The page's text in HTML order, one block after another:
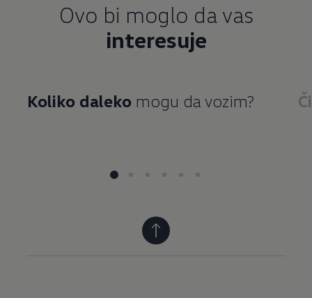
Ovo bi moglo da vas
interesuje
Koliko dalekomogu da vozim?